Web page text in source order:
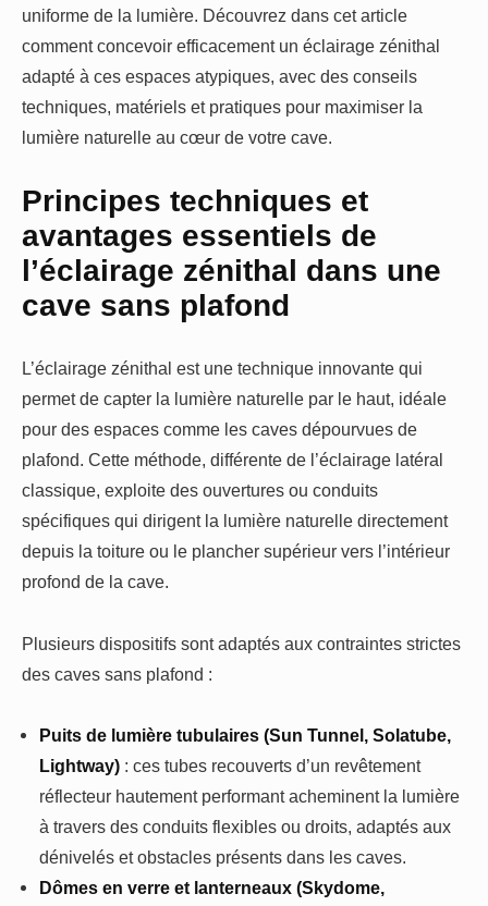
uniforme de la lumière. Découvrez dans cet article
comment concevoir efficacement un éclairage zénithal
adapté à ces espaces atypiques, avec des conseils
techniques, matériels et pratiques pour maximiser la
lumière naturelle au cœur de votre cave.
Principes techniques et
avantages essentiels de
l’éclairage zénithal dans une
cave sans plafond
L’éclairage zénithal est une technique innovante qui
permet de capter la lumière naturelle par le haut, idéale
pour des espaces comme les caves dépourvues de
plafond. Cette méthode, différente de l’éclairage latéral
classique, exploite des ouvertures ou conduits
spécifiques qui dirigent la lumière naturelle directement
depuis la toiture ou le plancher supérieur vers l’intérieur
profond de la cave.
Plusieurs dispositifs sont adaptés aux contraintes strictes
des caves sans plafond :
Puits de lumière tubulaires (Sun Tunnel, Solatube,
Lightway) : ces tubes recouverts d’un revêtement
réflecteur hautement performant acheminent la lumière
à travers des conduits flexibles ou droits, adaptés aux
dénivelés et obstacles présents dans les caves.
Dômes en verre et lanterneaux (Skydome,